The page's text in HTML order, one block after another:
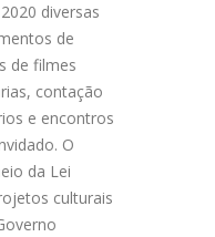
diversas
de
de filmes
contação
e encontros
O
da Lei
culturais